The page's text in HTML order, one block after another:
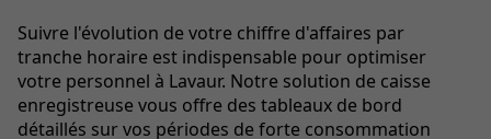
Suivre l'évolution de votre chiffre d'affaires par
tranche horaire est indispensable pour optimiser
votre personnel à Lavaur. Notre solution de caisse
enregistreuse vous offre des tableaux de bord
détaillés sur vos périodes de forte consommation